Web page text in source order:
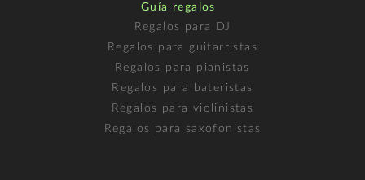
Guía regalos
Regalos para DJ
Regalos para guitarristas
Regalos para pianistas
Regalos para bateristas
Regalos para violinistas
Regalos para saxofonistas